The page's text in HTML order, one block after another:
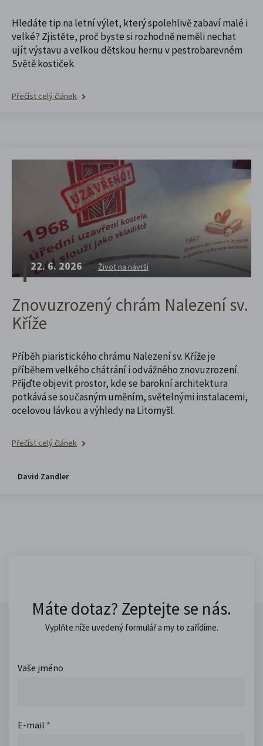
Hledáte tip na letní výlet, který spolehlivě zabaví malé i
velké? Zjistěte, proč byste si rozhodně neměli nechat
ujít výstavu a velkou dětskou hernu v pestrobarevném
Světě kostiček.
Přečíst celý článek
22. 6. 2026 Život na návrší
Znovuzrozený chrám Nalezení sv.
Kříže
Příběh piaristického chrámu Nalezení sv. Kříže je
příběhem velkého chátrání i odvážného znovuzrození.
Přijďte objevit prostor, kde se barokní architektura
potkává se současným uměním, světelnými instalacemi,
ocelovou lávkou a výhledy na Litomyšl.
Přečíst celý článek
David Zandler
Máte dotaz? Zeptejte se nás.
Vyplňte níže uvedený formulář a my to zařídíme.
Vaše jméno
E-mail *